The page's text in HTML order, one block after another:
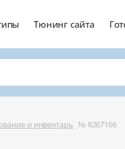
Тюнинг сайта
и инвентарь № 8267166